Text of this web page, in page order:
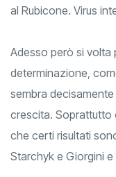
al Rubicone. Virus
Adesso però si volta
determinazione,
sembra
crescita. Soprattutto
che certi risultati
Starchyk e Giorgini e